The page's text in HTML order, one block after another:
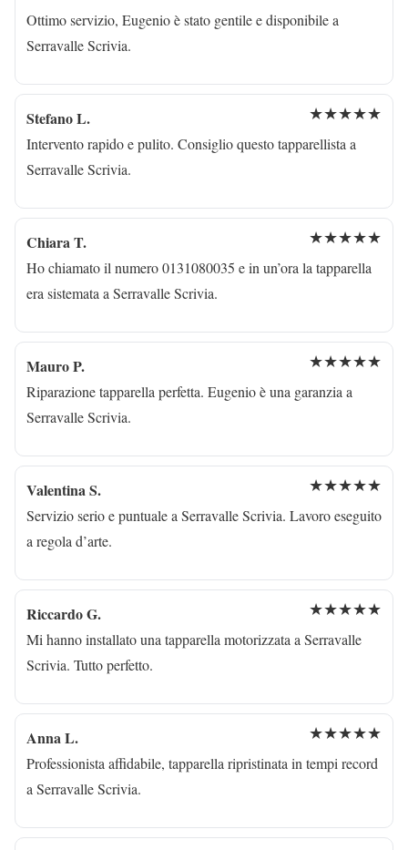
Ottimo servizio, Eugenio è stato gentile e disponibile a
Serravalle Scrivia.
Stefano L. ★★★★★
Intervento rapido e pulito. Consiglio questo tapparellista a
Serravalle Scrivia.
Chiara T. ★★★★★
Ho chiamato il numero 0131080035 e in un’ora la tapparella
era sistemata a Serravalle Scrivia.
Mauro P. ★★★★★
Riparazione tapparella perfetta. Eugenio è una garanzia a
Serravalle Scrivia.
Valentina S. ★★★★★
Servizio serio e puntuale a Serravalle Scrivia. Lavoro eseguito
a regola d’arte.
Riccardo G. ★★★★★
Mi hanno installato una tapparella motorizzata a Serravalle
Scrivia. Tutto perfetto.
Anna L. ★★★★★
Professionista affidabile, tapparella ripristinata in tempi record
a Serravalle Scrivia.